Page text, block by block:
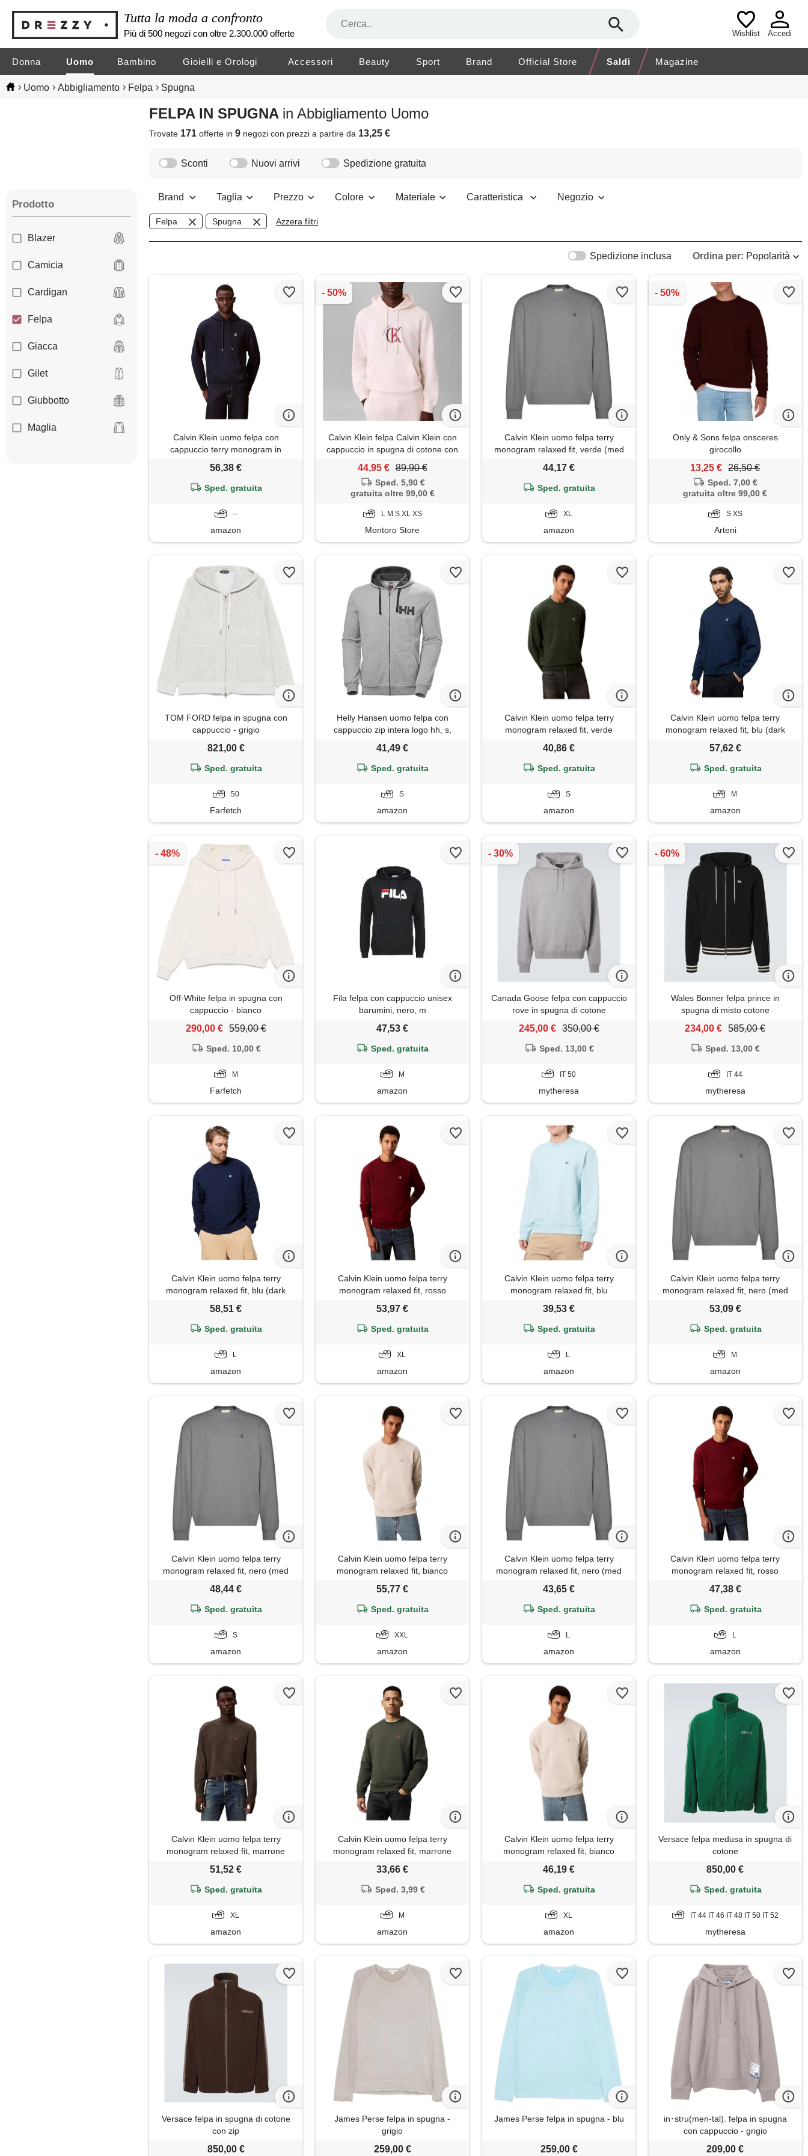
Tutta la moda a confronto
Più di 500 negozi con oltre 2.300.000 offerte Wishlist Accedi
Donna Uomo Bambino Gioielli e Orologi Accessori Beauty Sport Brand Official Store Saldi Magazine
› Uomo › Abbigliamento › Felpa › Spugna
FELPA IN SPUGNA in Abbigliamento Uomo
Trovate 171 offerte in9 negozicon prezzi a partire da 13,25 €
Prodotto
Blazer
Camicia
Cardigan
Felpa
Giacca
Gilet
Giubbotto
Maglia
Sconti Nuovi arrivi Spedizione gratuita
Brand Taglia Prezzo Colore Materiale Caratteristica Negozio
Felpa Spugna Azzera filtri
Ordina per: Popolarità
Spedizione inclusa
Calvin Klein uomo felpa con
cappuccio terry monogram in
spugna di cotone, blu (dark
sapphire), 2xl
56,38 €
Sped. gratuita
--
amazon
Calvin Klein felpa Calvin Klein con
cappuccio in spugna di cotone con
logo da uomo rif. Lv04re255g,
bianco
44,95 € 89,90 €
Sped. 5,90 €
gratuita oltre 99,00 €
L M S XL XS
Montoro Store
Calvin Klein uomo felpa terry
monogram relaxed fit, verde (med
grey htr), xl
44,17 €
Sped. gratuita
XL
amazon
Only & Sons felpa onsceres
girocollo
13,25 € 26,50 €
Sped. 7,00 €
gratuita oltre 99,00 €
S XS
Arteni
TOM FORD felpa in spugna con
cappuccio - grigio
821,00 €
Sped. gratuita
50
Farfetch
Helly Hansen uomo felpa con
cappuccio zip intera logo hh, s,
grigio melange
41,49 €
Sped. gratuita
S
amazon
Calvin Klein uomo felpa terry
monogram relaxed fit, verde
(sycamore), s
40,86 €
Sped. gratuita
S
amazon
Calvin Klein uomo felpa terry
monogram relaxed fit, blu (dark
sapphire), m
57,62 €
Sped. gratuita
M
amazon
Off-White felpa in spugna con
cappuccio - bianco
290,00 € 559,00 €
Sped. 10,00 €
M
Farfetch
Fila felpa con cappuccio unisex
barumini, nero, m
47,53 €
Sped. gratuita
M
amazon
Canada Goose felpa con cappuccio
rove in spugna di cotone
245,00 € 350,00 €
Sped. 13,00 €
IT 50
mytheresa
Wales Bonner felpa prince in
spugna di misto cotone
234,00 € 585,00 €
Sped. 13,00 €
IT 44
mytheresa
Calvin Klein uomo felpa terry
monogram relaxed fit, blu (dark
58,51 €
Sped. gratuita
L
amazon
Calvin Klein uomo felpa terry
monogram relaxed fit, rosso
53,97 €
Sped. gratuita
XL
amazon
Calvin Klein uomo felpa terry
monogram relaxed fit, blu
39,53 €
Sped. gratuita
L
amazon
Calvin Klein uomo felpa terry
monogram relaxed fit, nero (med
53,09 €
Sped. gratuita
M
amazon
Calvin Klein uomo felpa terry
monogram relaxed fit, nero (med
48,44 €
Sped. gratuita
S
amazon
Calvin Klein uomo felpa terry
monogram relaxed fit, bianco
55,77 €
Sped. gratuita
XXL
amazon
Calvin Klein uomo felpa terry
monogram relaxed fit, nero (med
43,65 €
Sped. gratuita
L
amazon
Calvin Klein uomo felpa terry
monogram relaxed fit, rosso
47,38 €
Sped. gratuita
L
amazon
Calvin Klein uomo felpa terry
monogram relaxed fit, marrone
51,52 €
Sped. gratuita
XL
amazon
Calvin Klein uomo felpa terry
monogram relaxed fit, marrone
33,66 €
Sped. 3,99 €
M
amazon
Calvin Klein uomo felpa terry
monogram relaxed fit, bianco
46,19 €
Sped. gratuita
XL
amazon
Versace felpa medusa in spugna di
cotone
850,00 €
Sped. gratuita
IT 44 IT 46 IT 48 IT 50 IT 52
mytheresa
Versace felpa in spugna di cotone
con zip
850,00 €
James Perse felpa in spugna -
grigio
259,00 €
James Perse felpa in spugna - blu
259,00 €
in･stru(men-tal). felpa in spugna
con cappuccio - grigio
209,00 €